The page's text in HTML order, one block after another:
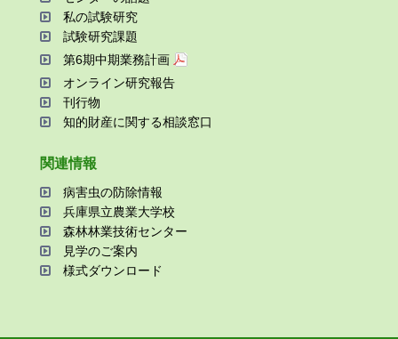
私の試験研究
試験研究課題
第6期中期業務計画
オンライン研究報告
刊⾏物
知的財産に関する相談窓⼝
関連情報
病害⾍の防除情報
兵庫県⽴農業⼤学校
森林林業技術センター
⾒学のご案内
様式ダウンロード